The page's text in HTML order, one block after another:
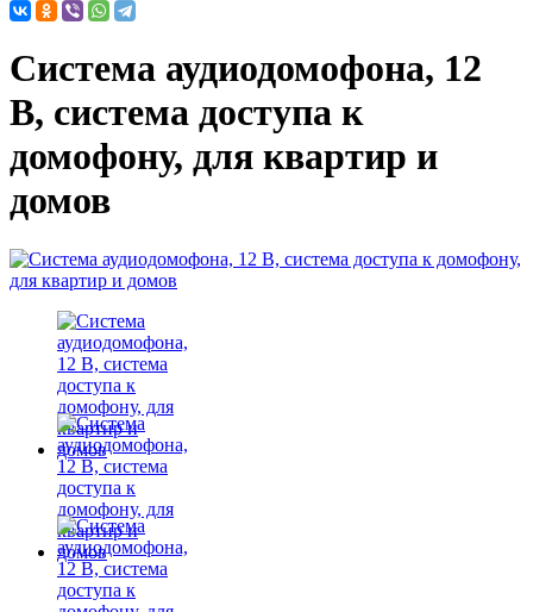
Система аудиодомофона, 12
В, система доступа к
домофону, для квартир и
домов